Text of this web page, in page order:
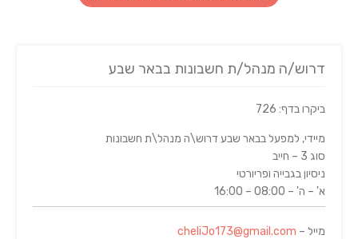
דרוש/ה מנהל/ת חשבונות בבאר שבע
ביקרו בדף: 726
מיידי, למפעל בבאר שבע דרוש\ה מנהל\ת חשבונות
סוג 3 – חייב
ניסיון בגבייה ופריורטי
א' – ה' – 08:00 – 16:00
מייל – cheliJo173@gmail.com